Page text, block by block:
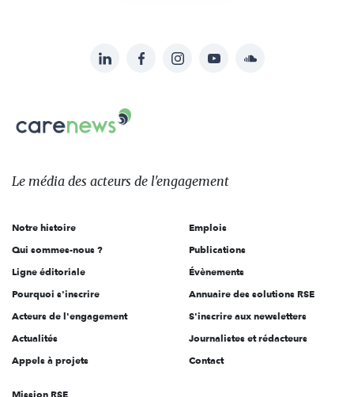
sur:
LinkedInFacebookInstagramYouTubeSoundcloud
Le
des
l'engagement
Le média des acteurs de l'engagement
Notre histoire
Qui sommes-nous ?
Ligne éditoriale
Pourquoi s'inscrire
Acteurs de l'engagement
Actualités
Appels à projets
Emplois
Publications
Évènements
Annuaire des solutions RSE
S'inscrire aux newsletters
Journalistes et rédacteurs
Contact
Mission RSE